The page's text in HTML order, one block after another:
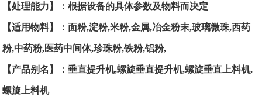
【处理能力】：根据设备的具体参数及物料而决定
【适用物料】：面粉,淀粉,米粉,金属,冶金粉末,玻璃微珠,西药
粉,中药粉,医药中间体,珍珠粉,铁粉,铝粉,
【产品别名】：垂直提升机,螺旋垂直提升机,螺旋垂直上料机,
螺旋上料机